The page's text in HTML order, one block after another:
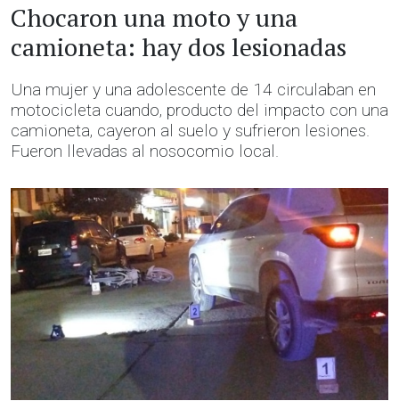
Chocaron una moto y una
camioneta: hay dos lesionadas
Una mujer y una adolescente de 14 circulaban en
motocicleta cuando, producto del impacto con una
camioneta, cayeron al suelo y sufrieron lesiones.
Fueron llevadas al nosocomio local.